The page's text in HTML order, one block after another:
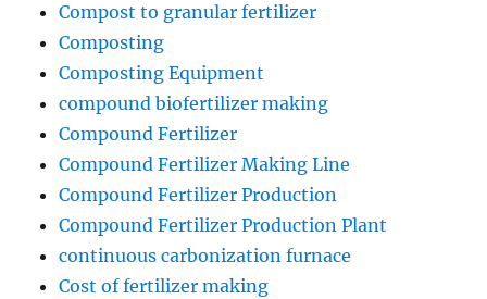
Compost to granular fertilizer
Composting
Composting Equipment
compound biofertilizer making
Compound Fertilizer
Compound Fertilizer Making Line
Compound Fertilizer Production
Compound Fertilizer Production Plant
continuous carbonization furnace
Cost of fertilizer making